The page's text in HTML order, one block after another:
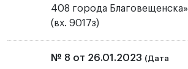
408 города Благовещенска»
(вх. 9017з)
№ 8 от 26.01.2023 (Дата